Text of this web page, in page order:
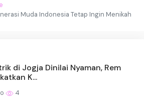
Muda Indonesia Tetap Ingin Menikah
di Jogja Dinilai Nyaman, Rem
K...
4